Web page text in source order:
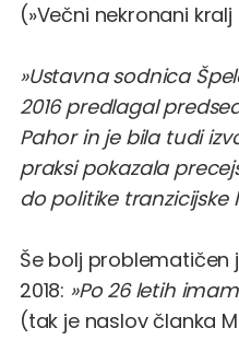
(»Večni nekronani
»Ustavna sodnica
2016 predlagal
Pahor in je bila tudi
praksi pokazala
do politike tranzicijske
Še bolj problematičen
2018: »Po 26 letih
(tak je naslov članka